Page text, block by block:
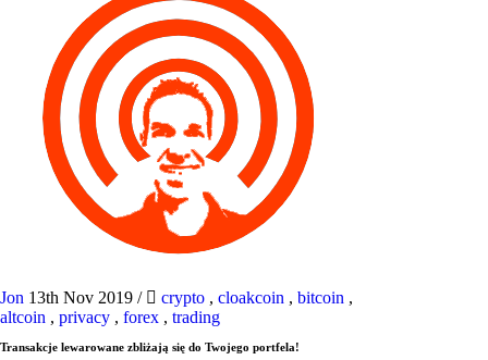
Jon 13th Nov 2019 / crypto , cloakcoin , bitcoin ,
altcoin , privacy , forex , trading
Transakcje lewarowane zbliżają się do Twojego portfela!